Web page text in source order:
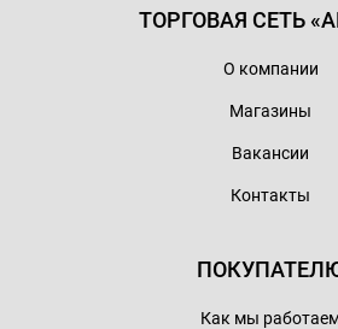
ТОРГОВАЯ СЕТЬ
О компании
Магазины
Вакансии
Контакты
Как мы